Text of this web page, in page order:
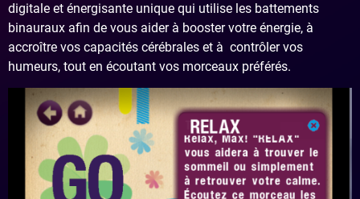
digitale et énergisante unique qui utilise les battements
binauraux afin de vous aider à booster votre énergie, à
accroître vos capacités cérébrales et à contrôler vos
humeurs, tout en écoutant vos morceaux préférés.